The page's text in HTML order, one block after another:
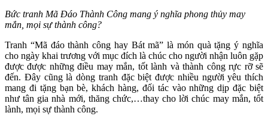
Bức tranh Mã Đáo Thành Công mang ý nghĩa phong thủy may
mắn, mọi sự thành công?
Tranh “Mã đáo thành công hay Bát mã” là món quà tặng ý nghĩa
cho ngày khai trương với mục đích là chúc cho người nhận luôn gặp
được được những điều may mắn, tốt lành và thành công rực rỡ sẽ
đến. Đây cũng là dòng tranh đặc biệt được nhiều người yêu thích
mang đi tặng bạn bè, khách hàng, đối tác vào những dịp đặc biệt
như tân gia nhà mới, thăng chức,…thay cho lời chúc may mắn, tốt
lành, mọi sự thành công.